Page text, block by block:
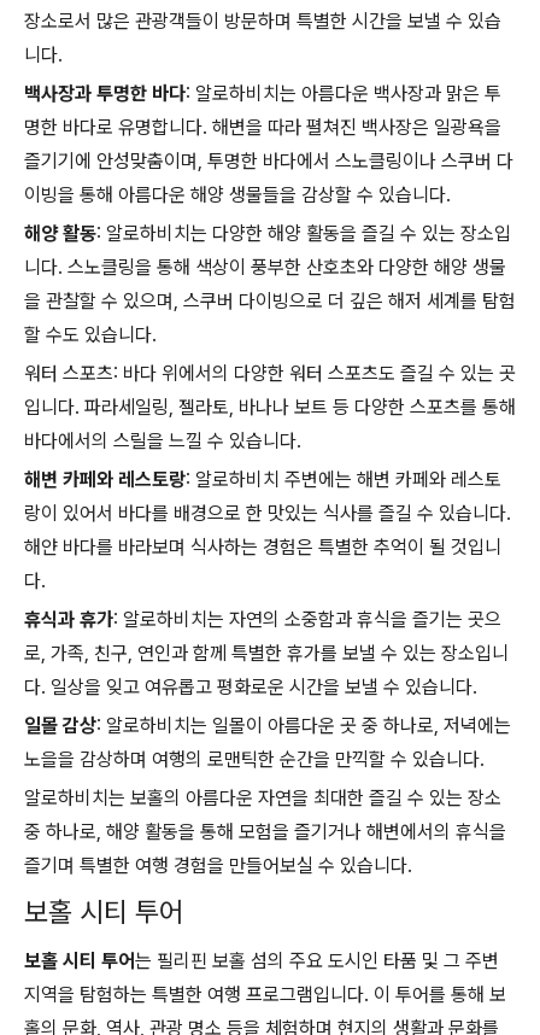
장소로서 많은 관광객들이 방문하며 특별한 시간을 보낼 수 있습
니다.
백사장과 투명한 바다: 알로하비치는 아름다운 백사장과 맑은 투
명한 바다로 유명합니다. 해변을 따라 펼쳐진 백사장은 일광욕을
즐기기에 안성맞춤이며, 투명한 바다에서 스노클링이나 스쿠버 다
이빙을 통해 아름다운 해양 생물들을 감상할 수 있습니다.
해양 활동: 알로하비치는 다양한 해양 활동을 즐길 수 있는 장소입
니다. 스노클링을 통해 색상이 풍부한 산호초와 다양한 해양 생물
을 관찰할 수 있으며, 스쿠버 다이빙으로 더 깊은 해저 세계를 탐험
할 수도 있습니다.
워터 스포츠: 바다 위에서의 다양한 워터 스포츠도 즐길 수 있는 곳
입니다. 파라세일링, 젤라토, 바나나 보트 등 다양한 스포츠를 통해
바다에서의 스릴을 느낄 수 있습니다.
해변 카페와 레스토랑: 알로하비치 주변에는 해변 카페와 레스토
랑이 있어서 바다를 배경으로 한 맛있는 식사를 즐길 수 있습니다.
해얀 바다를 바라보며 식사하는 경험은 특별한 추억이 될 것입니
다.
휴식과 휴가: 알로하비치는 자연의 소중함과 휴식을 즐기는 곳으
로, 가족, 친구, 연인과 함께 특별한 휴가를 보낼 수 있는 장소입니
다. 일상을 잊고 여유롭고 평화로운 시간을 보낼 수 있습니다.
일몰 감상: 알로하비치는 일몰이 아름다운 곳 중 하나로, 저녁에는
노을을 감상하며 여행의 로맨틱한 순간을 만끽할 수 있습니다.
알로하비치는 보홀의 아름다운 자연을 최대한 즐길 수 있는 장소
중 하나로, 해양 활동을 통해 모험을 즐기거나 해변에서의 휴식을
즐기며 특별한 여행 경험을 만들어보실 수 있습니다.
보홀 시티 투어
보홀 시티 투어는 필리핀 보홀 섬의 주요 도시인 타품 및 그 주변
지역을 탐험하는 특별한 여행 프로그램입니다. 이 투어를 통해 보
홀의 문화, 역사, 관광 명소 등을 체험하며 현지의 생활과 문화를